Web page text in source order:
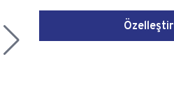
Özelleştir